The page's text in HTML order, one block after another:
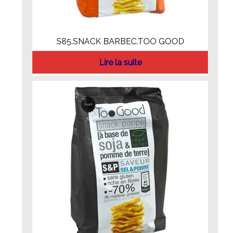
S85.SNACK BARBEC.TOO GOOD
Lire la suite